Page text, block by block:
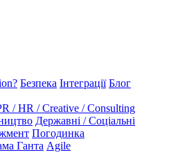
Безпека Інтеграції Блог
/ HR / Creative / Consulting
Державні / Соціальні
Погодинка
Ганта Agile